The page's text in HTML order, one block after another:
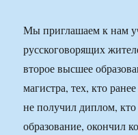
Мы приглашаем к нам
русскоговорящих
второе высшее
магистра, тех, кто
не получил диплом, кто
образование, окончил